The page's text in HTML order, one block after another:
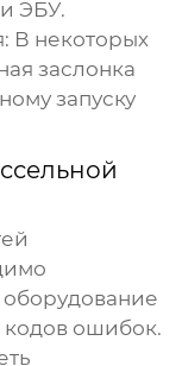
ЭБУ.
В некоторых
заслонка
запуску
оборудование
кодов ошибок.